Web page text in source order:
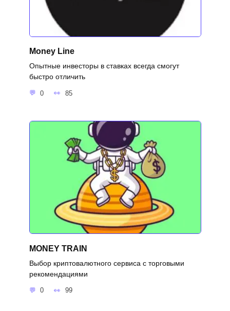
Money Line
Опытные инвесторы в ставках всегда смогут
быстро отличить
0 85
MONEY TRAIN
Выбор криптовалютного сервиса с торговыми
рекомендациями
0 99